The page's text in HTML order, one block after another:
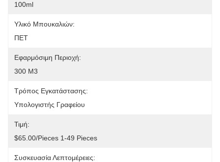
100ml
Υλικό Μπουκαλιών:
ΠΕΤ
Εφαρμόσιμη Περιοχή:
300 M3
Τρόπος Εγκατάστασης:
Υπολογιστής Γραφείου
Τιμή:
$65.00/pieces 1-49 Pieces
Συσκευασία Λεπτομέρειες: